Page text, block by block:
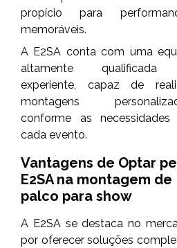
propício para
memoráveis.
A E2SA conta com uma
altamente
experiente, capaz de
montagens
conforme as necessidades
cada evento.
Vantagens de Optar
E2SA na montagem de
palco para show
A E2SA se destaca no
por oferecer soluções